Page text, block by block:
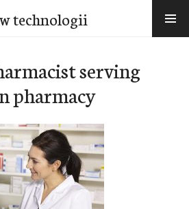
technologii
serving
pharmacy